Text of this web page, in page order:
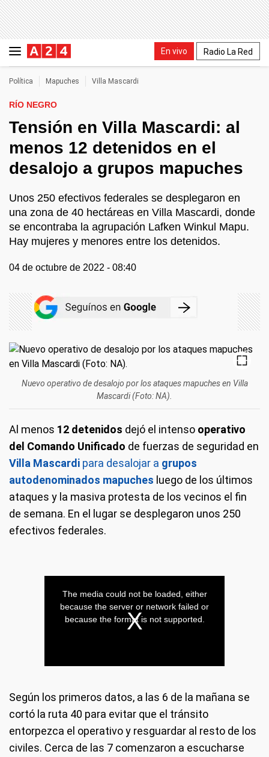
En vivo Radio La Red
Política Mapuches Villa Mascardi
RÍO NEGRO
Tensión en Villa Mascardi: al
menos 12 detenidos en el
desalojo a grupos mapuches
Unos 250 efectivos federales se desplegaron en
una zona de 40 hectáreas en Villa Mascardi, donde
se encontraba la agrupación Lafken Winkul Mapu.
Hay mujeres y menores entre los detenidos.
04 de octubre de 2022 - 08:40
Nuevo operativo de desalojo por los ataques mapuches en Villa
Mascardi (Foto: NA).
Al menos 12 detenidos dejó el intenso operativo
del Comando Unificado de fuerzas de seguridad en
Villa Mascardi para desalojar a grupos
autodenominados mapuches luego de los últimos
ataques y la masiva protesta de los vecinos el fin
de semana. En el lugar se desplegaron unos 250
efectivos federales.
Según los primeros datos, a las 6 de la mañana se
cortó la ruta 40 para evitar que el tránsito
entorpezca el operativo y resguardar al resto de los
civiles. Cerca de las 7 comenzaron a escucharse